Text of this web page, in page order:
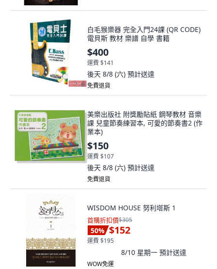
白毛猴樂器 完全入門24課 (QR CODE)
電貝斯 教材 樂譜 自學 書籍
$400
運費 $141
後天 8/8 (六) 預計送達
免費退貨
美樂出版社 附獎勵貼紙 鋼琴教材 音樂
課 兒童節奏練習本, 可愛的節奏書2 (作
業本)
$150
運費 $107
後天 8/8 (六) 預計送達
免費退貨
WISDOM HOUSE 努利塔斯 1
首購折扣價$305
50% $152
運費 $195
8/10 星期一 預計送達
WOW免運